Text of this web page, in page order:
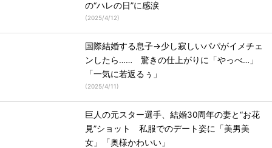
の“ハレの日”に感涙
(2025/4/12)
国際結婚する息子→少し寂しいパパがイメチェ
ンしたら…… 驚きの仕上がりに「やっべ…」
「一気に若返るぅ」
(2025/4/11)
巨人の元スター選手、結婚30周年の妻と“お花
見”ショット 私服でのデート姿に「美男美
女」「奥様かわいい」